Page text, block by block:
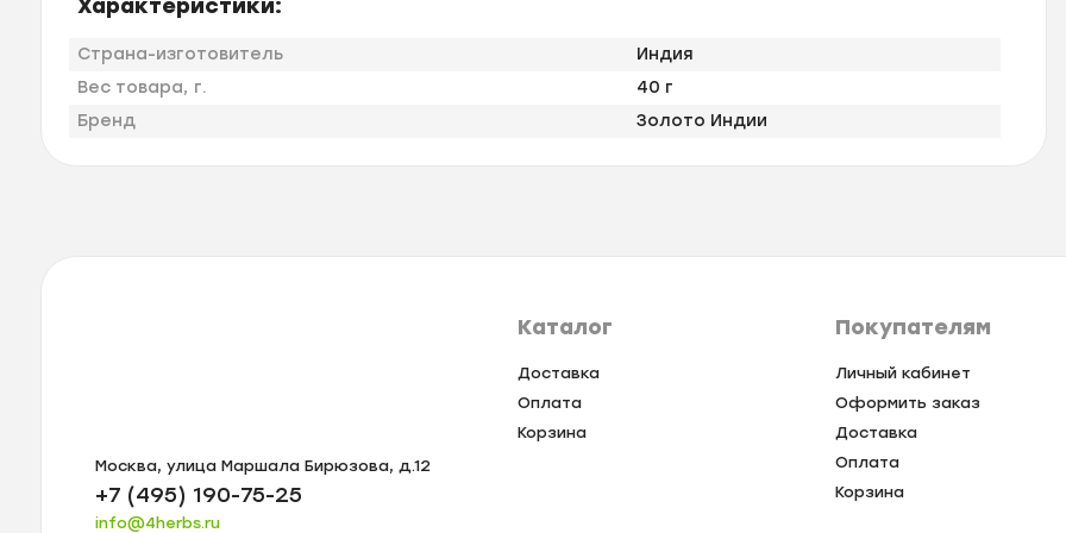
Характеристики:
Страна-изготовитель
Индия
Вес товара, г.
40 г
Бренд
Золото Индии
Москва, улица Маршала Бирюзова, д.12
+7 (495) 190-75-25
info@4herbs.ru
Каталог
Доставка
Оплата
Корзина
Покупателям
Личный кабинет
Оформить заказ
Доставка
Оплата
Корзина